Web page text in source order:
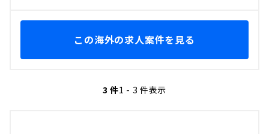
この海外の求人案件を見る
3 件1 - 3 件表示